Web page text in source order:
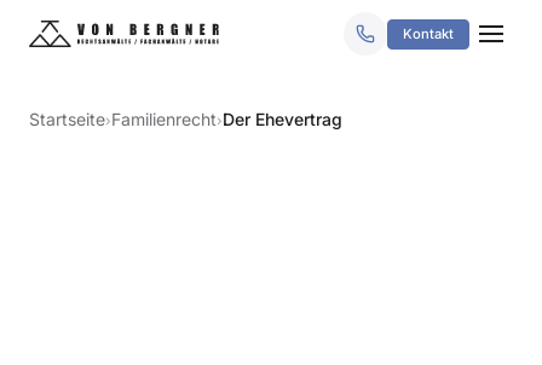
Kontakt
Startseite›Familienrecht›Der Ehevertrag